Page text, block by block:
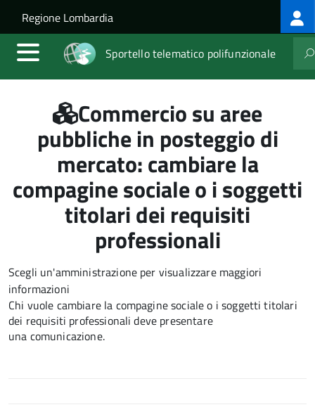
Salta al contenuto principale
Skip to site navigation
Regione Lombardia
Sportello telematico polifunzionale
Commercio su aree
pubbliche in posteggio di
mercato: cambiare la
compagine sociale o i soggetti
titolari dei requisiti
professionali
Scegli un'amministrazione per visualizzare maggiori
informazioni
Chi vuole cambiare la compagine sociale o i soggetti titolari
dei requisiti professionali deve presentare
una comunicazione.